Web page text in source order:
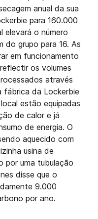
anual da sua
para 160.000
elevará o número
do grupo para 16. As
em funcionamento
os volumes
através
fábrica da Lockerbie
estão equipadas
de calor e já
de energia. O
aquecido com
usina de
por uma tubulação
disse que o
9.000
por ano.